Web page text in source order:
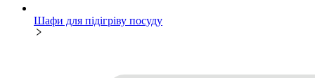
Шафи для підігріву посуду